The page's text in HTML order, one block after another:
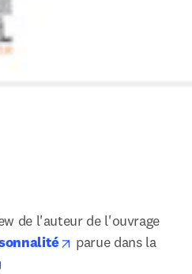
opens in new tab/
parue dans la